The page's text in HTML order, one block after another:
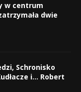
w centrum
dwie
Schronisko
i… Robert